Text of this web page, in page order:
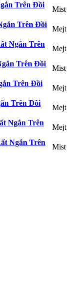
Trên Đồi
Mist
Trên Đồi
Mejt
Ngắn Trên
Mejt
Trên Đồi
Mist
Trên Đồi
Mejt
Trên Đồi
Mejt
Ngắn Trên
Mejt
Ngắn Trên
Mist